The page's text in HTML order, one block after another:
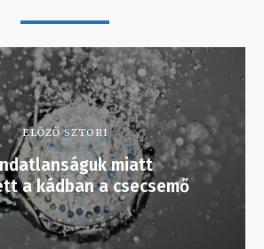
ELŐZŐ SZTORI
miatt
a kádban a csecsemő